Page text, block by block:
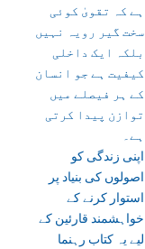
ہے کہ تقویٰ کوئی
سخت گیر رویہ نہیں
بلکہ ایک داخلی
کیفیت ہے جو انسان
کے ہر فیصلے میں
توازن پیدا کرتی
ہے۔
اپنی زندگی کو
اصولوں کی بنیاد پر
استوار کرنے کے
خواہشمند قارئین کے
لیے یہ کتاب رہنما